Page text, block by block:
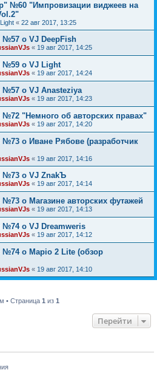
№60 "Импровизации виджеев на
« 22 авг 2017, 13:25
о VJ DeepFish
« 19 авг 2017, 14:25
№59 о VJ Light
« 19 авг 2017, 14:24
о VJ Anasteziya
« 19 авг 2017, 14:23
"Немного об авторских правах"
« 19 авг 2017, 14:20
о Иване Рябове (разработчик
« 19 авг 2017, 14:16
№73 о VJ ZnakЪ
« 19 авг 2017, 14:14
о Магазине авторских футажей
« 19 авг 2017, 14:13
о VJ Dreamweris
« 19 авг 2017, 14:12
о Mapio 2 Lite (обзор
« 19 авг 2017, 14:10
• Страница 1 из 1
Перейти